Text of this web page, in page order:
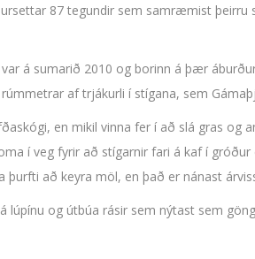
87 tegundir sem samræmist
á sumarið 2010 og borinn á þær
af trjákurli í stígana, sem
en mikil vinna fer í að slá gras
í veg fyrir að stígarnir fari á kaf í
þurfti að keyra möl, en það er nánast
og útbúa rásir sem nýtast sem